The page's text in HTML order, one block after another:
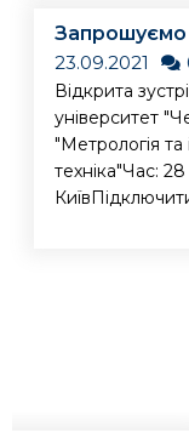
Запрошуємо
23.09.2021
Відкрита
університет
"Метрологія
техніка"Час: